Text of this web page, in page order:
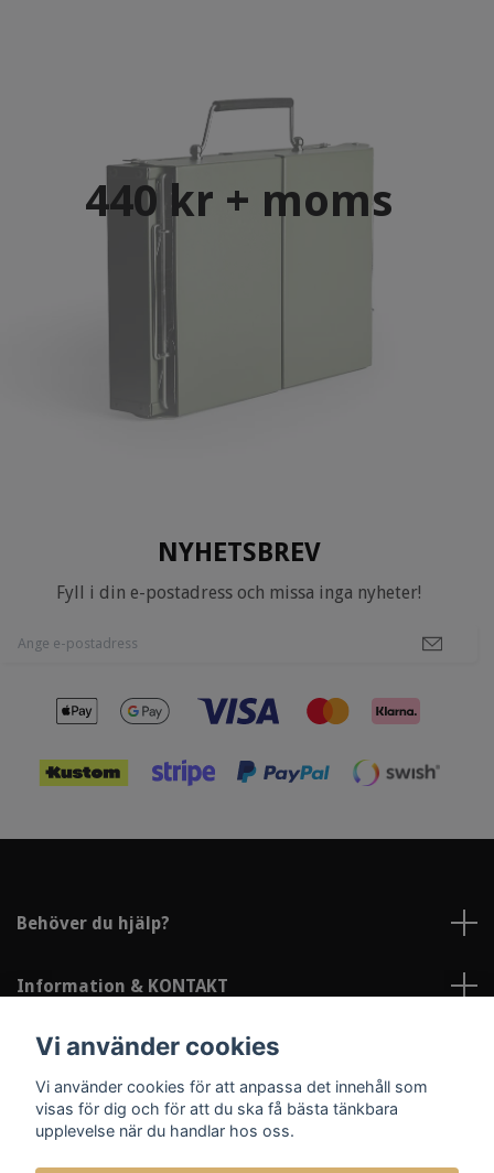
440 kr + moms
NYHETSBREV
Fyll i din e-postadress och missa inga nyheter!
Behöver du hjälp?
Information & KONTAKT
Sociala medier
Vi använder cookies
Vi använder cookies för att anpassa det innehåll som
visas för dig och för att du ska få bästa tänkbara
upplevelse när du handlar hos oss.